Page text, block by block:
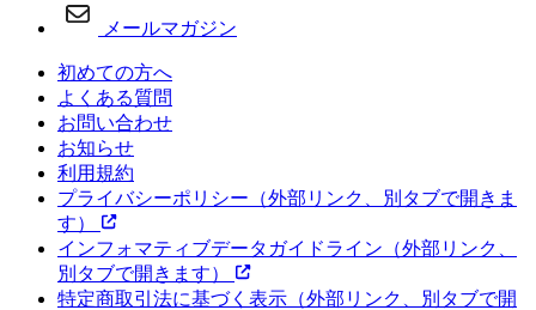
メールマガジン
初めての方へ
よくある質問
お問い合わせ
お知らせ
利用規約
プライバシーポリシー （外部リンク、別タブで開きま
す）
インフォマティブデータガイドライン （外部リンク、
別タブで開きます）
特定商取引法に基づく表示 （外部リンク、別タブで開